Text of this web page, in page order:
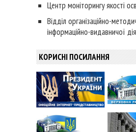
Центр моніторингу якості
Відділ організаційно-
інформаційно-видавничої
КОРИСНІ ПОСИЛАННЯ